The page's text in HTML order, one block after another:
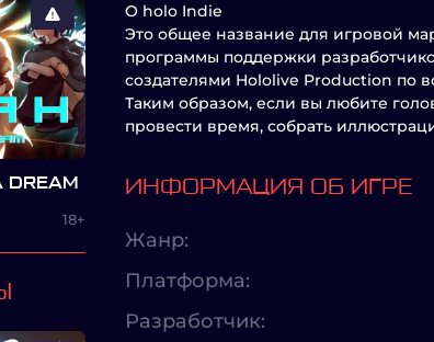
DREAM
18+
О holo Indie
Это общее название для игровой
программы поддержки
создателями Hololive Production по
Таким образом, если вы любите
провести время, собрать
ИНФОРМАЦИЯ ОБ ИГРЕ
Жанр:
Платформа:
Разработчик: